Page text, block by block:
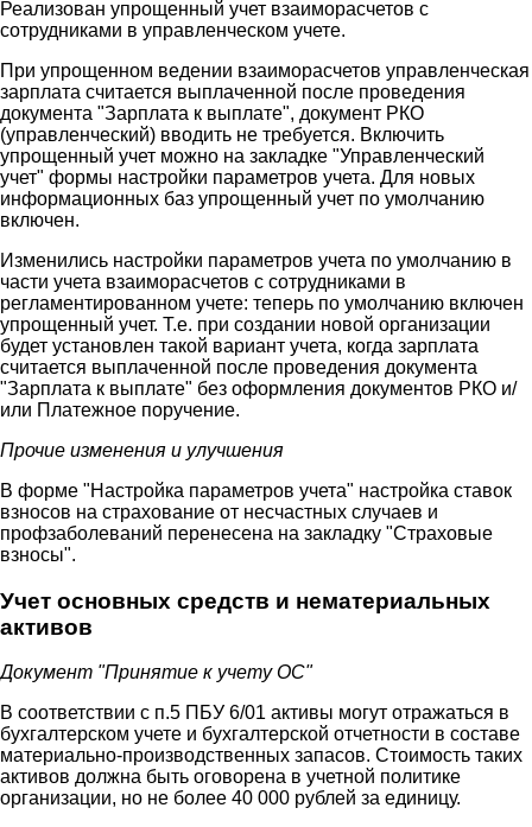
Реализован упрощенный учет взаиморасчетов с
сотрудниками в управленческом учете.
При упрощенном ведении взаиморасчетов управленческая
зарплата считается выплаченной после проведения
документа "Зарплата к выплате", документ РКО
(управленческий) вводить не требуется. Включить
упрощенный учет можно на закладке "Управленческий
учет" формы настройки параметров учета. Для новых
информационных баз упрощенный учет по умолчанию
включен.
Изменились настройки параметров учета по умолчанию в
части учета взаиморасчетов с сотрудниками в
регламентированном учете: теперь по умолчанию включен
упрощенный учет. Т.е. при создании новой организации
будет установлен такой вариант учета, когда зарплата
считается выплаченной после проведения документа
"Зарплата к выплате" без оформления документов РКО и/
или Платежное поручение.
Прочие изменения и улучшения
В форме "Настройка параметров учета" настройка ставок
взносов на страхование от несчастных случаев и
профзаболеваний перенесена на закладку "Страховые
взносы".
Учет основных средств и нематериальных
активов
Документ "Принятие к учету ОС"
В соответствии с п.5 ПБУ 6/01 активы могут отражаться в
бухгалтерском учете и бухгалтерской отчетности в составе
материально-производственных запасов. Стоимость таких
активов должна быть оговорена в учетной политике
организации, но не более 40 000 рублей за единицу.